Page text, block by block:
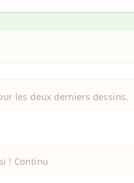
les deux derniers dessins.
! Continu